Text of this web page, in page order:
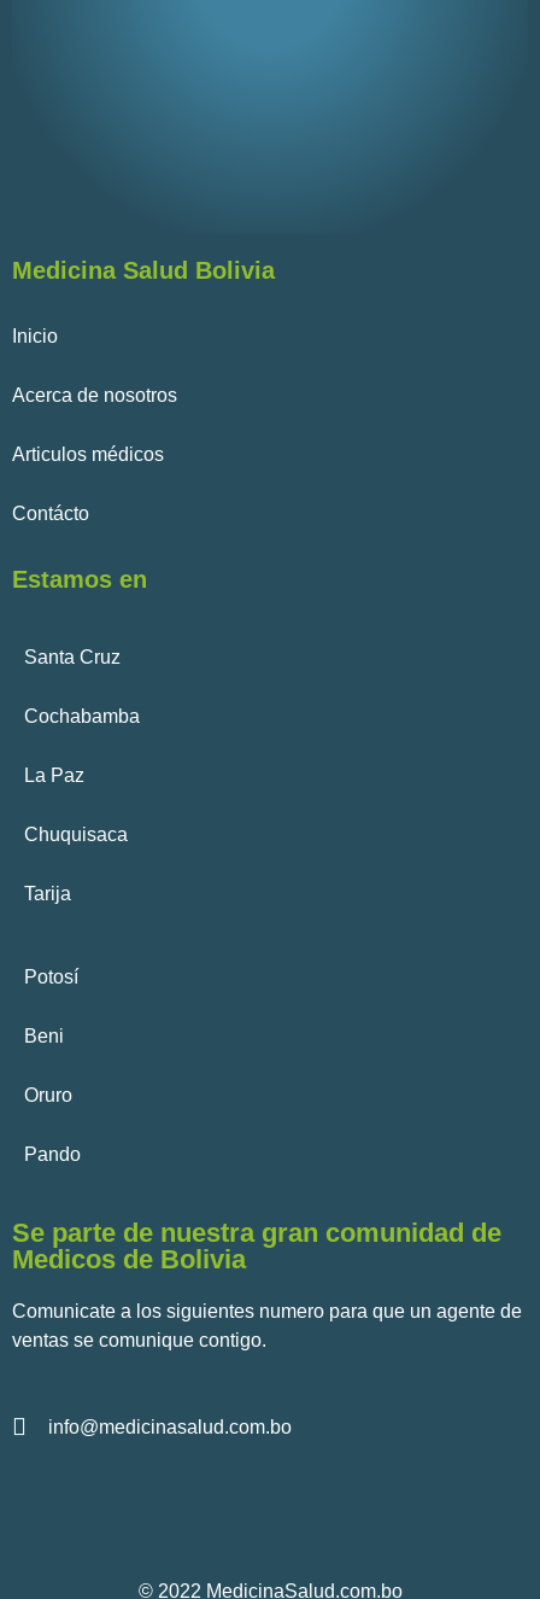
Medicina Salud Bolivia
Inicio
Acerca de nosotros
Articulos médicos
Contácto
Estamos en
Santa Cruz
Cochabamba
La Paz
Chuquisaca
Tarija
Potosí
Beni
Oruro
Pando
Se parte de nuestra gran comunidad de
Medicos de Bolivia
Comunicate a los siguientes numero para que un agente de
ventas se comunique contigo.
info@medicinasalud.com.bo
© 2022 MedicinaSalud.com.bo